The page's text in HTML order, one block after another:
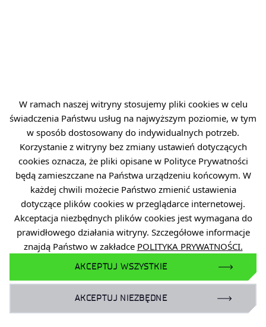
W ramach naszej witryny stosujemy pliki cookies w celu
świadczenia Państwu usług na najwyższym poziomie, w tym
w sposób dostosowany do indywidualnych potrzeb.
Korzystanie z witryny bez zmiany ustawień dotyczących
cookies oznacza, że pliki opisane w Polityce Prywatności
będą zamieszczane na Państwa urządzeniu końcowym. W
każdej chwili możecie Państwo zmienić ustawienia
dotyczące plików cookies w przeglądarce internetowej.
Akceptacja niezbędnych plików cookies jest wymagana do
prawidłowego działania witryny. Szczegółowe informacje
znajdą Państwo w zakładce POLITYKA PRYWATNOŚCI.
AKCEPTUJ WSZYSTKIE
AKCEPTUJ NIEZBĘDNE
DOŁĄCZ DO NAS
Facebook
X
Instagram
LinkedIn